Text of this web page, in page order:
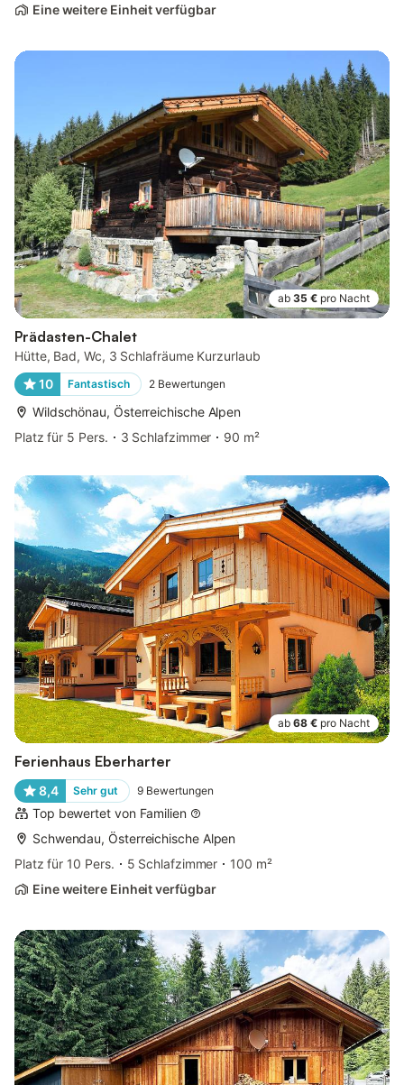
Eine weitere Einheit verfügbar
ab 35 € pro Nacht
Prädasten-Chalet
Hütte, Bad, Wc, 3 Schlafräume Kurzurlaub
10
Fantastisch 2 Bewertungen
Wildschönau, Österreichische Alpen
Platz für 5 Pers.
3 Schlafzimmer 90 m²
ab 68 € pro Nacht
Ferienhaus Eberharter
8,4 Sehr gut 9 Bewertungen
Top bewertet von Familien
Schwendau, Österreichische Alpen
Platz für 10 Pers.
5 Schlafzimmer
100 m²
Eine weitere Einheit verfügbar